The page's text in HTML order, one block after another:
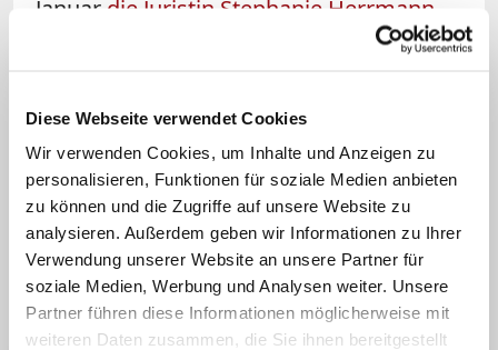
Diese Webseite verwendet Cookies
Wir verwenden Cookies, um Inhalte und Anzeigen zu
personalisieren, Funktionen für soziale Medien anbieten
zu können und die Zugriffe auf unsere Website zu
analysieren. Außerdem geben wir Informationen zu Ihrer
Verwendung unserer Website an unsere Partner für
soziale Medien, Werbung und Analysen weiter. Unsere
Partner führen diese Informationen möglicherweise mit
weiteren Daten zusammen, die Sie ihnen bereitgestellt
Januar die Juristin Stephanie Herrmann
und ist vor
Verwaltungstätigkeit zuständig.
Generalvikar Christoph Klingan kümmert
sich hingegen in erster Linie um die
strategischen, inhaltlichen und
theologischen Belange. (mpl)